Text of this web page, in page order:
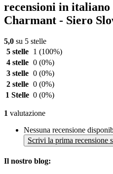
recensioni in
Charmant - Siero
5,0 su 5 stelle
5 stelle
1 (100%)
4 stelle 0 (0%)
3 stelle 0 (0%)
2 stelle 0 (0%)
1 Stelle 0 (0%)
1 valutazione
Nessuna recensione
Scrivi la prima recensione
Il nostro blog: